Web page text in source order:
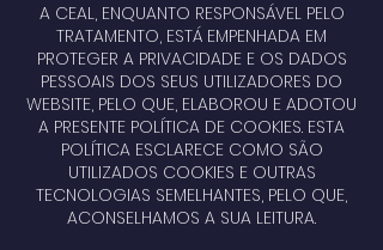
A CEAL, ENQUANTO RESPONSÁVEL PELO
TRATAMENTO, ESTÁ EMPENHADA EM
PROTEGER A PRIVACIDADE E OS DADOS
PESSOAIS DOS SEUS UTILIZADORES DO
WEBSITE, PELO QUE, ELABOROU E ADOTOU
A PRESENTE POLÍTICA DE COOKIES. ESTA
POLÍTICA ESCLARECE COMO SÃO
UTILIZADOS COOKIES E OUTRAS
TECNOLOGIAS SEMELHANTES, PELO QUE,
ACONSELHAMOS A SUA LEITURA.